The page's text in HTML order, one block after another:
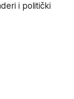
i politički